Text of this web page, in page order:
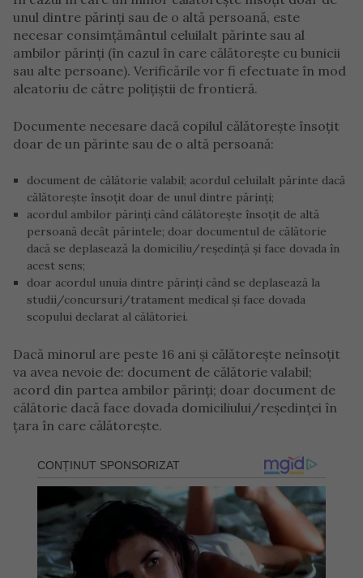
unul dintre părinți sau de o altă persoană, este
necesar consimțământul celuilalt părinte sau al
ambilor părinți (în cazul în care călătorește cu bunicii
sau alte persoane). Verificările vor fi efectuate în mod
aleatoriu de către polițiștii de frontieră.
Documente necesare dacă copilul călătoreşte însoţit
doar de un părinte sau de o altă persoană:
document de călătorie valabil; acordul celuilalt părinte dacă
călătoreşte însoţit doar de unul dintre părinţi;
acordul ambilor părinţi când călătoreşte însoţit de altă
persoană decât părintele; doar documentul de călătorie
dacă se deplasează la domiciliu/reşedinţă şi face dovada în
acest sens;
doar acordul unuia dintre părinţi când se deplasează la
studii/concursuri/tratament medical şi face dovada
scopului declarat al călătoriei.
Dacă minorul are peste 16 ani şi călătoreşte neînsoţit
va avea nevoie de: document de călătorie valabil;
acord din partea ambilor părinţi; doar document de
călătorie dacă face dovada domiciliului/reşedinţei în
ţara în care călătoreşte.